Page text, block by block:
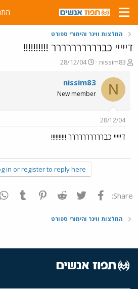
המלצות ווינר והימורי ספורט
דייייי כברררררררררר !!!!!!!!!!
פ
ו
ת
ח
ה
ש
א
nissim83
פ
ו
ר
ס
ם
ר
28/12/04
N
nissim83
New member
28/12/04
דייייי כברררררררררר !!!!!!!!!!
in or register to reply here.
Share: פייסבוק Twitter
Reddit
Pinterest
המלצות ווינר והימורי ספורט